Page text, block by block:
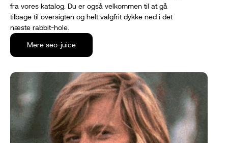
fra vores katalog. Du er også velkommen til at gå
tilbage til oversigten og helt valgfrit dykke ned i det
næste rabbit-hole.
Mere seo-juice